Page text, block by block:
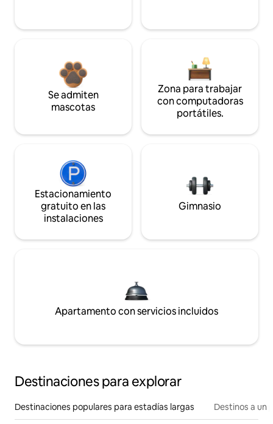
Se admiten
mascotas
Zona para trabajar
con computadoras
portátiles.
Estacionamiento
gratuito en las
instalaciones
Gimnasio
Apartamento con servicios incluidos
Destinaciones para explorar
Destinaciones populares para estadías largas Destinos a un